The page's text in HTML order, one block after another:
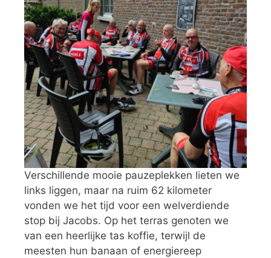
Verschillende mooie pauzeplekken lieten we
links liggen, maar na ruim 62 kilometer
vonden we het tijd voor een welverdiende
stop bij Jacobs. Op het terras genoten we
van een heerlijke tas koffie, terwijl de
meesten hun banaan of energiereep